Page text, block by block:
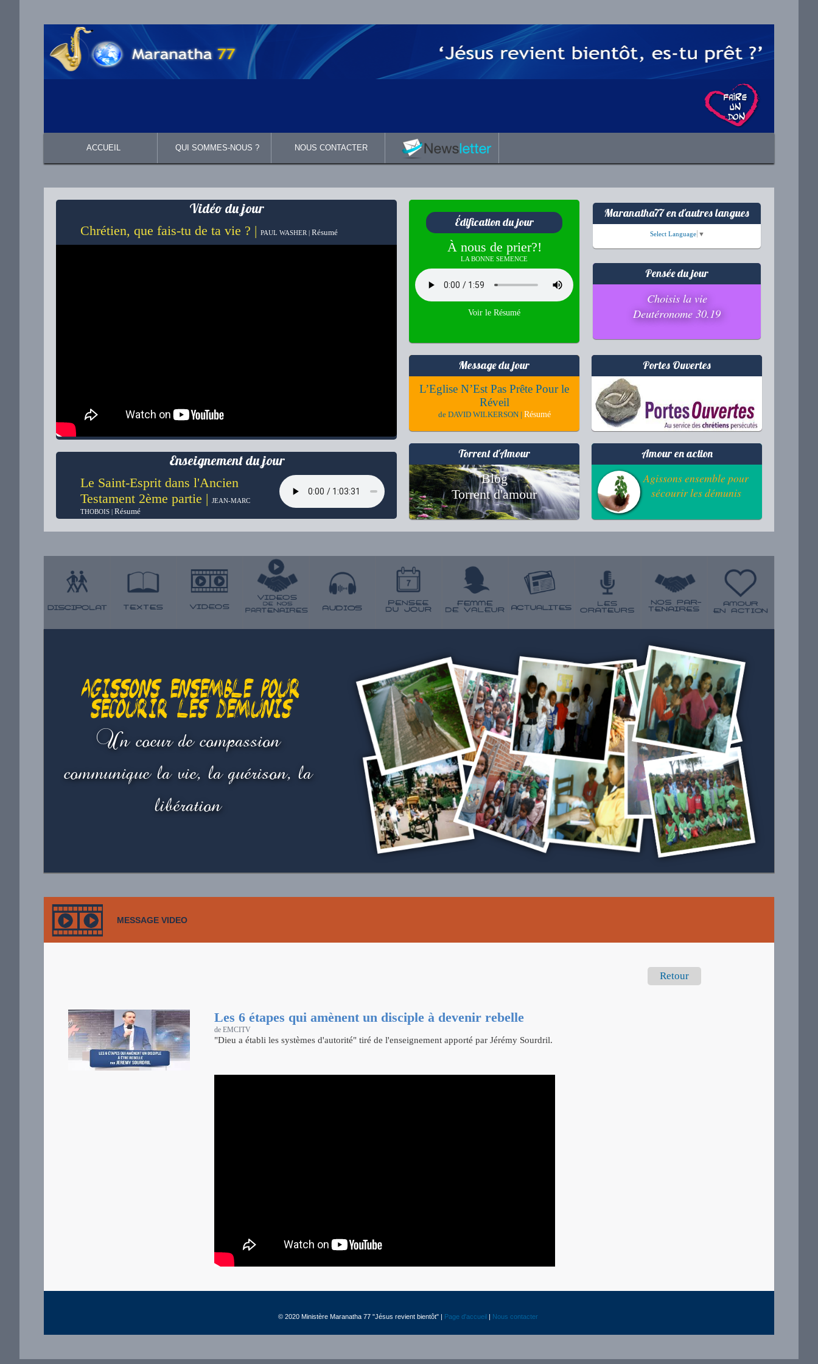
ACCUEIL QUI SOMMES-NOUS ? NOUS CONTACTER
Vidéo du jour
Chrétien, que fais-tu de ta vie ? | PAUL WASHER | Résumé
Enseignement du jour
Le Saint-Esprit dans l'Ancien
Testament 2ème partie | JEAN-MARC
THOBOIS | Résumé
Édification du jour
À nous de prier?!
LA BONNE SEMENCE
Voir le Résumé
Maranatha77 en d'autres langues
Select Language ▼
Pensée du jour
Choisis la vie
Deutéronome 30.19
Message du jour
L’Eglise N’Est Pas Prête Pour le
Réveil
de DAVID WILKERSON | Résumé
Portes Ouvertes
Torrent d'Amour
Blog
Torrent d'amour
Amour en action
Agissons ensemble pour
sécourir les démunis
MESSAGE VIDEO
Retour
Les 6 étapes qui amènent un disciple à devenir rebelle
de EMCITV
"Dieu a établi les systèmes d'autorité" tiré de l'enseignement apporté par Jérémy Sourdril.
© 2020 Ministère Maranatha 77 "Jésus revient bientôt" | Page d'accueil | Nous contacter